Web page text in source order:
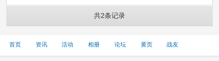
共2条记录
首页 资讯 活动 相册 论坛 黄页 战友